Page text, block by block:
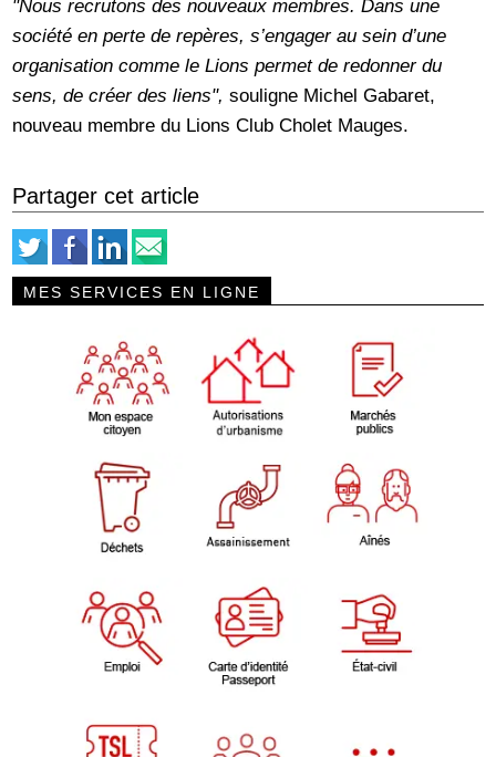
"Nous recrutons des nouveaux membres. Dans une
société en perte de repères, s’engager au sein d’une
organisation comme le Lions permet de redonner du
sens, de créer des liens", souligne Michel Gabaret,
nouveau membre du Lions Club Cholet Mauges.
Partager cet article
MES SERVICES EN LIGNE